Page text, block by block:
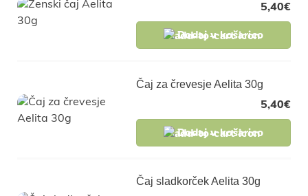
5,40€
Dodaj v košarico
Čaj za črevesje Aelita 30g
5,40€
Dodaj v košarico
Čaj sladkorček Aelita 30g